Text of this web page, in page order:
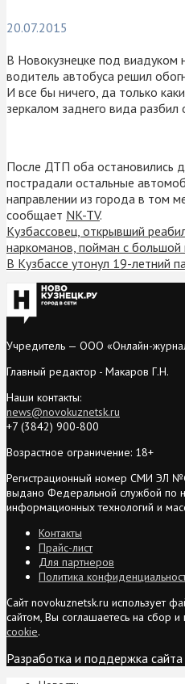
20.07.2015
В Новокузнецке под виадуком
водитель автобуса решил
И все бы ничего, да только
зеркалом заднего вида разбил
После ДТП оба остановились
пострадали остальные
направлении из города в том
сообщает NK-TV.
Кузбассовец, открывший
наркоманов, пойман с большой
В Кузбассе утонул 19-летний
Учредитель — ООО «Онлайн-
Главный редактор - Макаров Г.Н.
Наши контакты:
news@novokuznetsk.ru
+7 (3842) 900-800
Возрастное ограничение: 18+
Регистрационный номер СМИ ЭЛ
выдано Федеральной службой по
информационных технологий и
Контакты
Прайс-лист
Для партнеров
Политика
Сайт novokuznetsk.ru использует
сайтом, Вы соглашаетесь на сбор
cookie.
Разработка и поддержка